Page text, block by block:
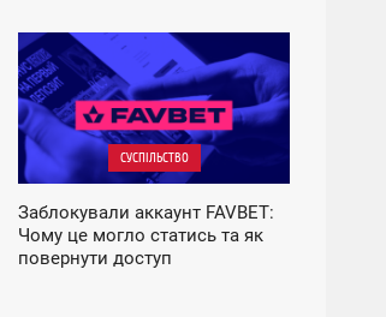
СУСПІЛЬСТВО
Заблокували аккаунт FAVBET:
Чому це могло статись та як
повернути доступ